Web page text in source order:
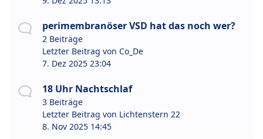
perimembranöser VSD hat das noch wer?
2 Beiträge
Letzter Beitrag von Co_De
7. Dez 2025 23:04
18 Uhr Nachtschlaf
3 Beiträge
Letzter Beitrag von Lichtenstern 22
8. Nov 2025 14:45